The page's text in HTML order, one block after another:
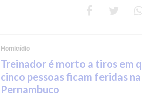
Homicídio
Treinador é morto a tiros em
cinco pessoas ficam feridas
Pernambuco